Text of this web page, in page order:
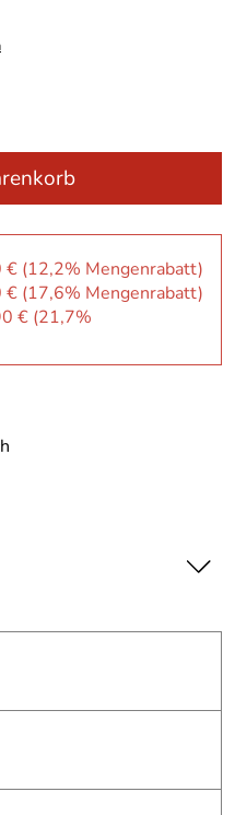
(12,2% Mengenrabatt)
(17,6% Mengenrabatt)
€ (21,7%